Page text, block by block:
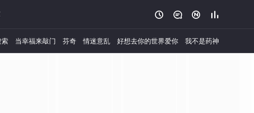
   
索 当幸福来敲门 芬奇 情迷意乱 好想去你的世界爱你 我不是药神